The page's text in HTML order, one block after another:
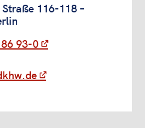
116-118 –
93-0